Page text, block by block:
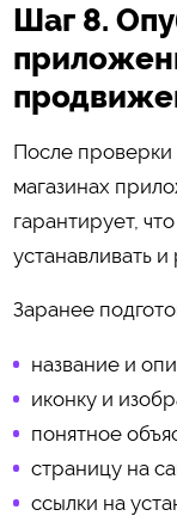
Шаг 8.
После
магазинах
гарантирует,
устанавливать
Заранее
название и
иконку и
понятное
страницу на
ссылки на